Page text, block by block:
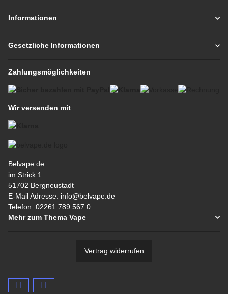
Informationen
Gesetzliche Informationen
Zahlungsmöglichkeiten
Wir versenden mit
Belvape.de
im Strick 1
51702 Bergneustadt
E-Mail Adresse: info@belvape.de
Telefon: 02261 789 567 0
Mehr zum Thema Vape
Vertrag widerrufen